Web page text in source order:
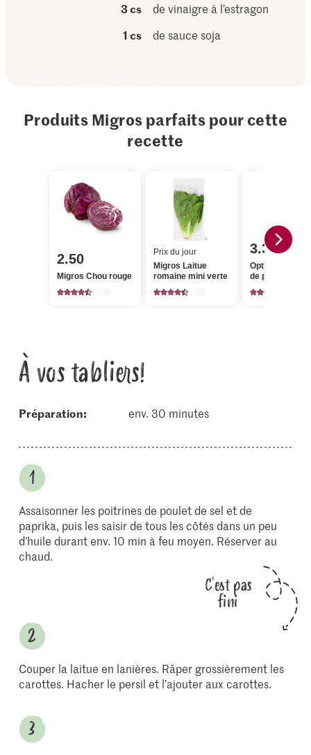
3 cs
de vinaigre à l’estragon
1 cs
de sauce soja
Produits Migros parfaits pour cette
recette
2.50
Migros Chou rouge
Prix du jour
Migros Laitue
romaine mini verte
3.30
Optigal
de poulet
À vos tabliers!
Préparation: env. 30 minutes
Assaisonner les poitrines de poulet de sel et de
paprika, puis les saisir de tous les côtés dans un peu
d’huile durant env. 10 min à feu moyen. Réserver au
chaud.
C'est pas
fini
Couper la laitue en lanières. Râper grossièrement les
carottes. Hacher le persil et l’ajouter aux carottes.